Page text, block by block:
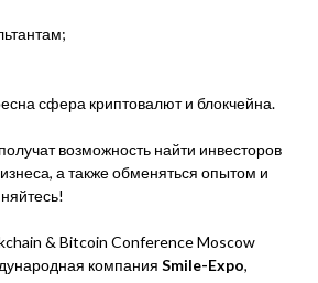
сфера криптовалют и блокчейна.
возможность найти инвесторов
а также обменяться опытом и
& Bitcoin Conference Moscow
компания Smile-Expo,